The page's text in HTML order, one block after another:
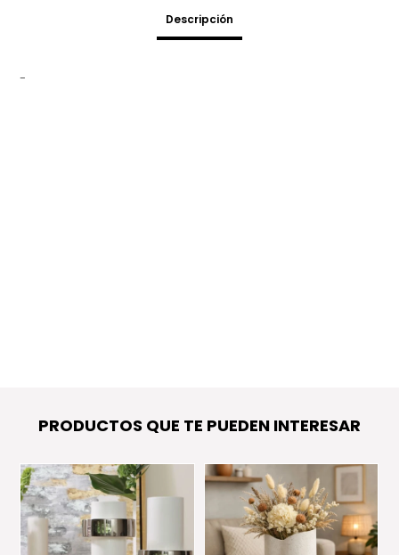
Descripción
-
PRODUCTOS QUE TE PUEDEN INTERESAR